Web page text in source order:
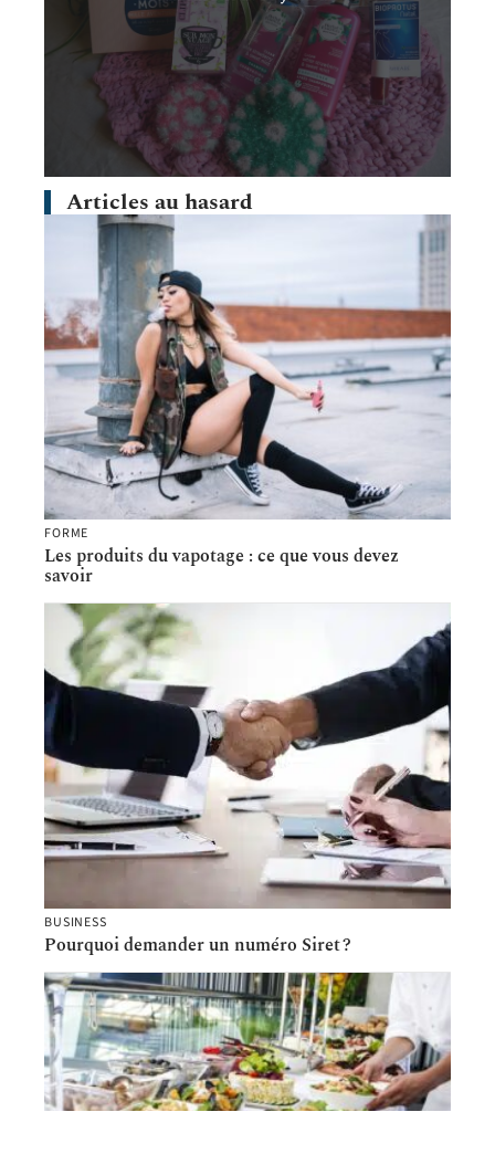
Articles au hasard
FORME
Les produits du vapotage : ce que vous devez
savoir
BUSINESS
Pourquoi demander un numéro Siret ?